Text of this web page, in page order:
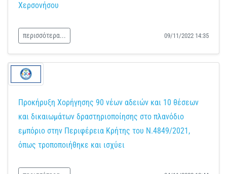
Χερσονήσου
περισσότερα... 09/11/2022 14:35
Προκήρυξη Χορήγησης 90 νέων αδειών και 10 θέσεων
και δικαιωμάτων δραστηριοποίησης στο πλανόδιο
εμπόριο στην Περιφέρεια Κρήτης του Ν.4849/2021,
όπως τροποποιήθηκε και ισχύει